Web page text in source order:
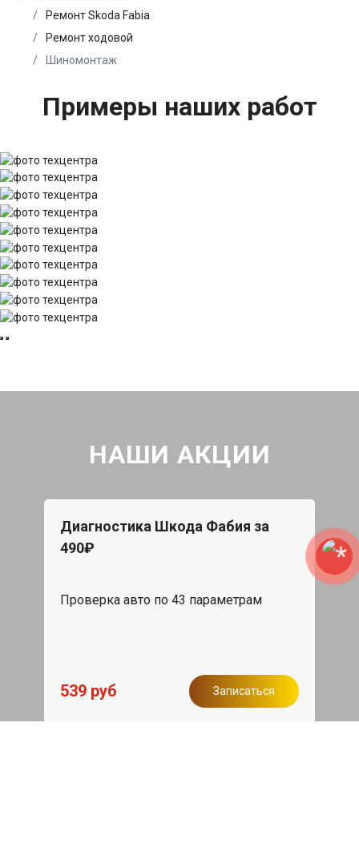
Ремонт Skoda Fabia
Ремонт ходовой
Шиномонтаж
Примеры наших работ
НАШИ АКЦИИ
Диагностика Шкода Фабия за
490₽
Проверка авто по 43 параметрам
539 руб Записаться